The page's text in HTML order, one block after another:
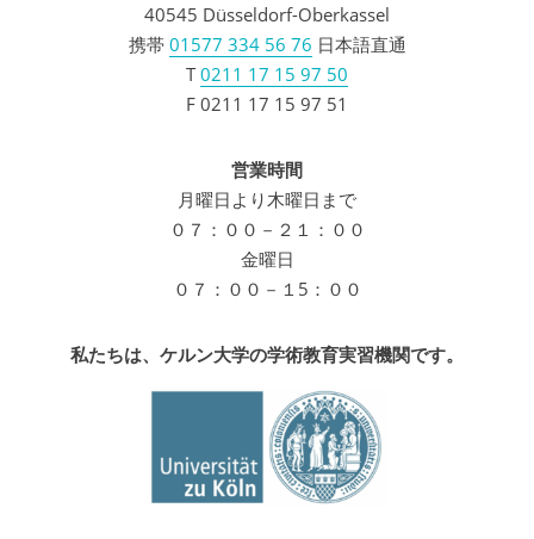
40545 Düsseldorf-Oberkassel
携帯 01577 334 56 76 日本語直通
T0211 17 15 97 50
F 0211 17 15 97 51
営業時間
月曜日より木曜日まで
０７：００－２１：００
金曜日
０７：００－１5：００
私たちは、ケルン大学の学術教育実習機関です。